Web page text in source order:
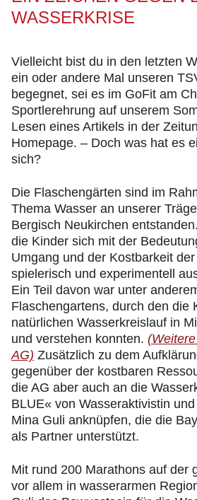
WASSERKRISE
Vielleicht bist du in den letzten
ein oder andere Mal unseren
begegnet, sei es im GoFit am
Sportlerehrung auf unserem
Lesen eines Artikels in der
Homepage. – Doch was hat es
sich?
Die Flaschengärten sind im
Thema Wasser an unserer
Bergisch Neukirchen
die Kinder sich mit der
Umgang und der Kostbarkeit
spielerisch und experimentell
Ein Teil davon war unter
Flaschengartens, durch den die
natürlichen Wasserkreislauf in
und verstehen konnten.
AG) Zusätzlich zu dem
gegenüber der kostbaren
die AG aber auch an die
BLUE« von Wasseraktivistin
Mina Guli anknüpfen, die die
als Partner unterstützt.
Mit rund 200 Marathons auf der
vor allem in wasserarmen